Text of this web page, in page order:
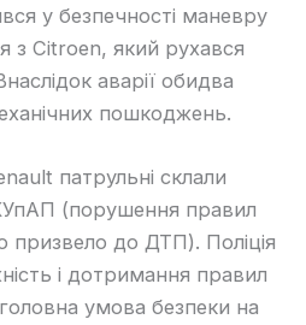
у безпечності маневру
з Citroen, який рухався
аварії обидва
пошкоджень.
патрульні склали
(порушення правил
до ДТП). Поліція
і дотримання правил
умова безпеки на